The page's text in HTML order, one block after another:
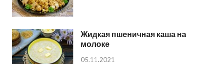
Жидкая пшеничная каша на
молоке
05.11.2021